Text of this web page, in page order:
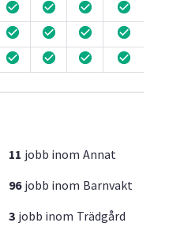
11 jobb inom Annat
96 jobb inom Barnvakt
3 jobb inom Trädgård